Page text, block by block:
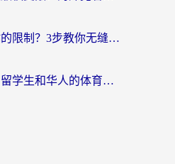
海外访问国内网站的限制？3步教你无缝解锁国内资源（附实测最优工具）
海外如何看中超？留学生和华人的体育赛事观看终极指南（附欧洲杯奥运会观看技巧）